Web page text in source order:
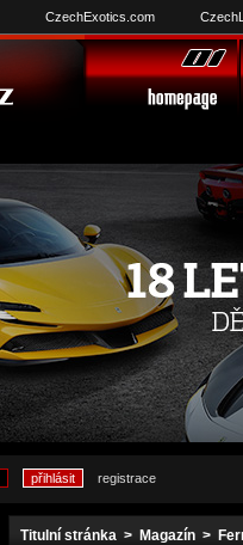
CzechExotics.com
registrace
Titulní stránka > Magazín >